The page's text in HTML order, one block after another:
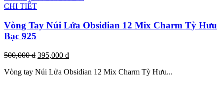
CHI TIẾT
Vòng Tay Núi Lửa Obsidian 12 Mix Charm Tỳ Hưu
Bạc 925
500,000đ 395,000 đ
Vòng tay Núi Lửa Obsidian 12 Mix Charm Tỳ Hưu...